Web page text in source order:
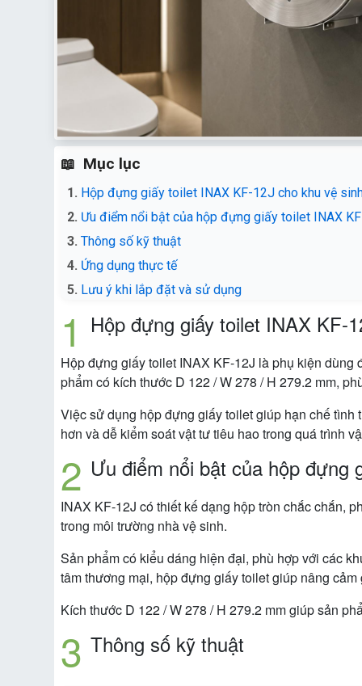
Mục lục
Hộp đựng giấy toilet INAX KF-12J cho khu vệ
Ưu điểm nổi bật của hộp đựng giấy toilet INAX
Thông số kỹ thuật
Ứng dụng thực tế
Lưu ý khi lắp đặt và sử dụng
Hộp đựng giấy toilet INAX KF-
Hộp đựng giấy toilet INAX KF-12J là phụ kiện
phẩm có kích thước D 122 / W 278 / H 279.2 mm,
Việc sử dụng hộp đựng giấy toilet giúp hạn chế
hơn và dễ kiểm soát vật tư tiêu hao trong quá trình
Ưu điểm nổi bật của hộp đựng
INAX KF-12J có thiết kế dạng hộp tròn chắc chắn,
trong môi trường nhà vệ sinh.
Sản phẩm có kiểu dáng hiện đại, phù hợp với các
tâm thương mại, hộp đựng giấy toilet giúp nâng
Kích thước D 122 / W 278 / H 279.2 mm giúp sản
Thông số kỹ thuật